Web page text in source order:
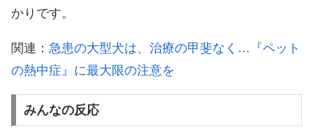
かりです。
関連： 急患の大型犬は、治療の甲斐なく…『ペット
の熱中症』に最大限の注意を
みんなの反応